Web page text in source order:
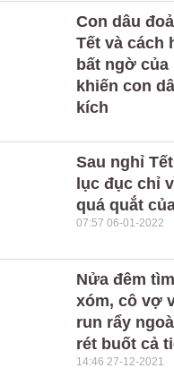
Con dâu
Tết và cách
bất ngờ của
khiến con
kích
Sau nghỉ
lục đục chỉ
quá quắt
07:57 06-01-2022
Nửa đêm
xóm, cô vợ
run rẩy
rét buốt cả
14:46 27-12-2021